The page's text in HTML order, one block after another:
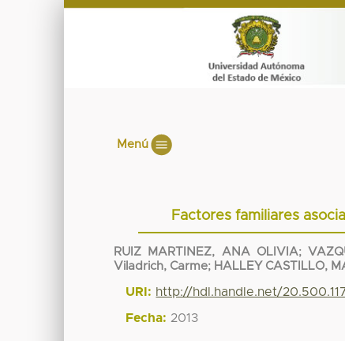
Menú
Factores familiares
RUIZ MARTINEZ, ANA OLIVIA;
Viladrich, Carme; HALLEY CASTILLO,
URI: http://hdl.handle.net/
Fecha: 2013